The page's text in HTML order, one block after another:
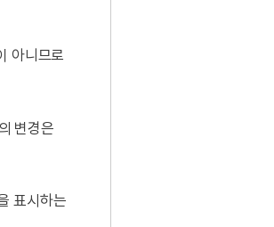
아니므로
변경은
표시하는